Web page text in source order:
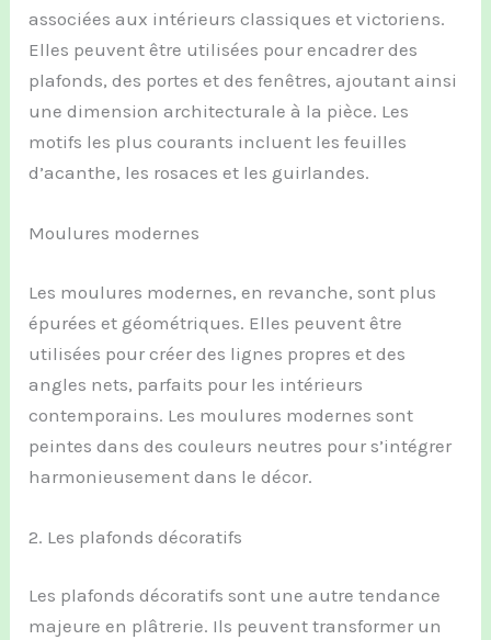
associées aux intérieurs classiques et victoriens.
Elles peuvent être utilisées pour encadrer des
plafonds, des portes et des fenêtres, ajoutant ainsi
une dimension architecturale à la pièce. Les
motifs les plus courants incluent les feuilles
d’acanthe, les rosaces et les guirlandes.
Moulures modernes
Les moulures modernes, en revanche, sont plus
épurées et géométriques. Elles peuvent être
utilisées pour créer des lignes propres et des
angles nets, parfaits pour les intérieurs
contemporains. Les moulures modernes sont
peintes dans des couleurs neutres pour s’intégrer
harmonieusement dans le décor.
2. Les plafonds décoratifs
Les plafonds décoratifs sont une autre tendance
majeure en plâtrerie. Ils peuvent transformer un